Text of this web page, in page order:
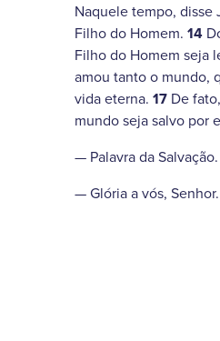
Naquele tempo,
Filho do Homem. 14
Filho do Homem seja
amou tanto o mundo,
vida eterna. 17 De
mundo seja salvo por
— Palavra da Salvação.
— Glória a vós, Senhor.